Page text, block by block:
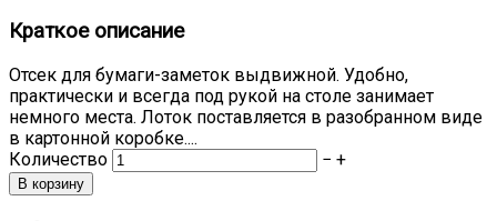
Краткое описание
Отсек для бумаги-заметок выдвижной. Удобно,
практически и всегда под рукой на столе занимает
немного места. Лоток поставляется в разобранном виде
в картонной коробке....
Количество
− +